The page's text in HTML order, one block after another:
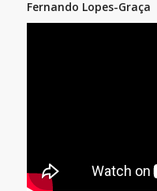
Fernando Lopes-Graça